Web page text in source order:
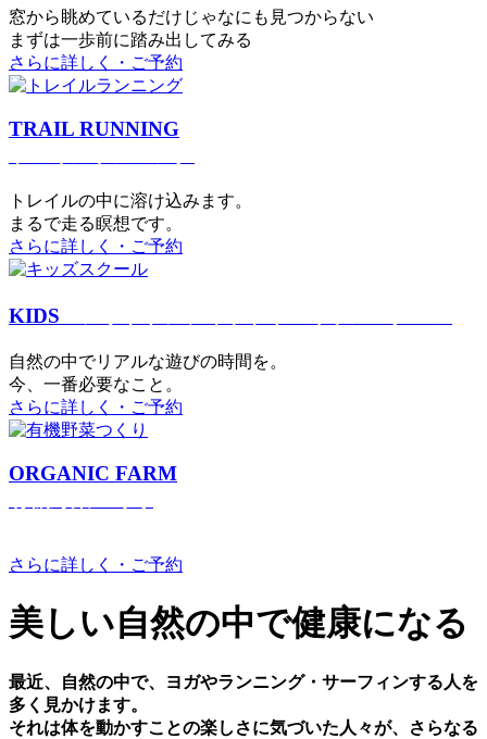
窓から眺めているだけじゃなにも見つからない
まずは一歩前に踏み出してみる
さらに詳しく・ご予約
TRAIL RUNNING
トレイルの中に溶け込みます。
まるで⾛る瞑想です。
さらに詳しく・ご予約
KIDS
⾃然の中でリアルな遊びの時間を。
今、⼀番必要なこと。
さらに詳しく・ご予約
ORGANIC FARM
さらに詳しく・ご予約
美しい⾃然の中で健康になる
最近、⾃然の中で、ヨガやランニング・サーフィンする⼈を
多く⾒かけます。
それは体を動かすことの楽しさに気づいた⼈々が、さらなる